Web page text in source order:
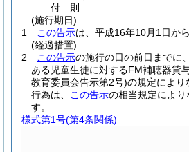
付 則
(施行期日)
1
この告示は、平成16年10月1日か
(経過措置)
2
この告示の施行の日の前日までに
ある児童生徒に対するFM補聴器貸
教育委員会告示第2号)の規定により
行為は、
この告示の相当規定によ
す。
様式第1号(第4条関係)